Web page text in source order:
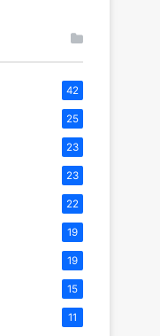
42
25
23
23
22
19
19
15
11